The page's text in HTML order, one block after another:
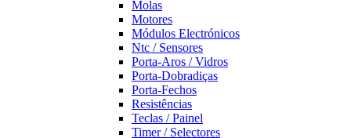
Molas
Motores
Módulos Electrónicos
Ntc / Sensores
Porta-Aros / Vidros
Porta-Dobradiças
Porta-Fechos
Resistências
Teclas / Painel
Timer / Selectores